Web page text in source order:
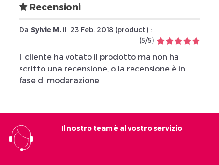
Recensioni
Da Sylvie M. il 23 Feb. 2018 (product) :
(5/5)
Il cliente ha votato il prodotto ma non ha
scritto una recensione, o la recensione è in
fase di moderazione
Il nostro team è al vostro servizio